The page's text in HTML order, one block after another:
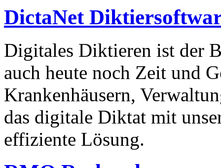
DictaNet
Digitales Diktieren ist der
auch heute noch Zeit und
Krankenhäusern,
das digitale Diktat mit
effiziente Lösung.